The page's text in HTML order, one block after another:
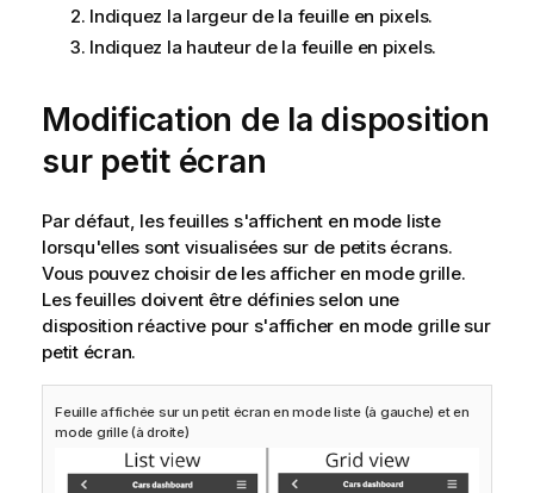
Indiquez la largeur de la feuille en pixels.
Indiquez la hauteur de la feuille en pixels.
Modification de la disposition
sur petit écran
Par défaut, les feuilles s'affichent en mode liste
lorsqu'elles sont visualisées sur de petits écrans.
Vous pouvez choisir de les afficher en mode grille.
Les feuilles doivent être définies selon une
disposition réactive pour s'afficher en mode grille sur
petit écran.
Feuille affichée sur un petit écran en mode liste (à gauche) et en
mode grille (à droite)